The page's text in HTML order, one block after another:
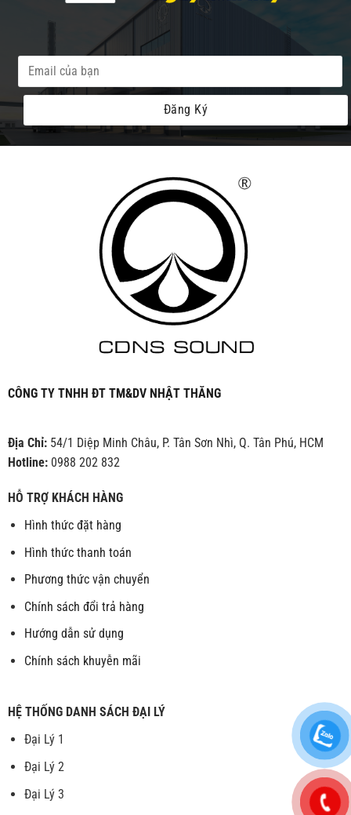
CÔNG TY TNHH ĐT TM&DV NHẬT THĂNG
Địa Chỉ:54/1 Diệp Minh Châu, P. Tân Sơn Nhì, Q. Tân Phú, HCM
Hotline:0988 202 832
HỖ TRỢ KHÁCH HÀNG
Hình thức đặt hàng
Hình thức thanh toán
Phương thức vận chuyển
Chính sách đổi trả hàng
Hướng dẫn sử dụng
Chính sách khuyễn mãi
HỆ THỐNG DANH SÁCH ĐẠI LÝ
Đại Lý 1
Đại Lý 2
Đại Lý 3